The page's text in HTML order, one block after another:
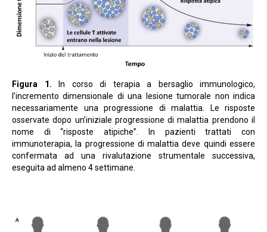
Figura 1. In corso di terapia a bersaglio immunologico,
l’incremento dimensionale di una lesione tumorale non indica
necessariamente una progressione di malattia. Le risposte
osservate dopo un’iniziale progressione di malattia prendono il
nome di “risposte atipiche”. In pazienti trattati con
immunoterapia, la progressione di malattia deve quindi essere
confermata ad una rivalutazione strumentale successiva,
eseguita ad almeno 4 settimane.